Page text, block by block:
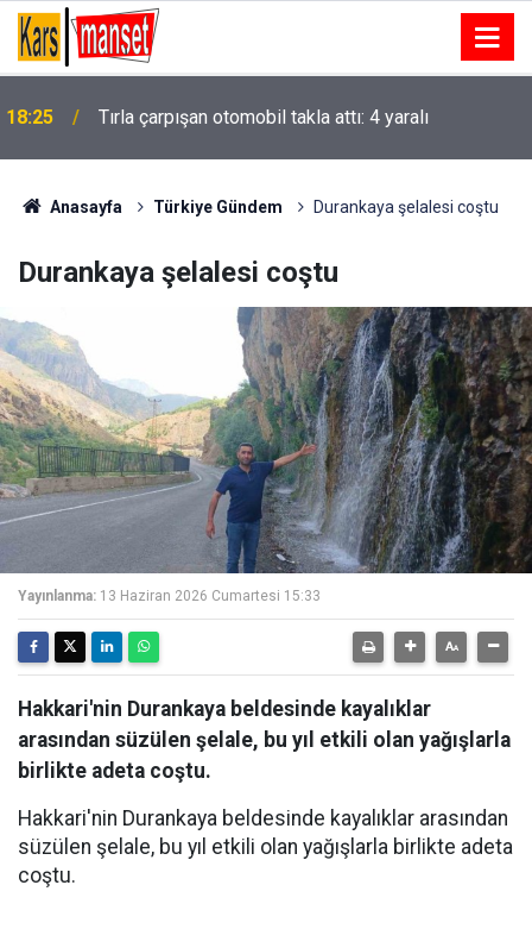
18:25 Tırla çarpışan otomobil takla attı: 4 yaralı
Anasayfa Türkiye Gündem Durankaya şelalesi coştu
Durankaya şelalesi coştu
Yayınlanma: 13 Haziran 2026 Cumartesi 15:33
Hakkari'nin Durankaya beldesinde kayalıklar
arasından süzülen şelale, bu yıl etkili olan yağışlarla
birlikte adeta coştu.
Hakkari'nin Durankaya beldesinde kayalıklar arasından
süzülen şelale, bu yıl etkili olan yağışlarla birlikte adeta
coştu.